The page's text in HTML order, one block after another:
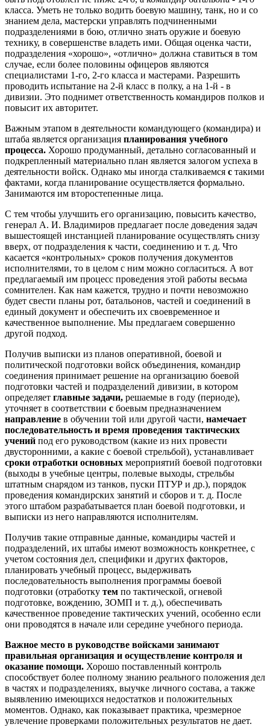
класса. Уметь не только водить боевую машину, танк, но и со
знанием дела, мастерски управлять подчиненными
подразделениями в бою, отлично знать оружие и боевую
технику, в совершенстве владеть ими. Общая оценка части,
подразделения «хорошо», «отлично» должна ставиться в том
случае, если более половины офицеров являются
специалистами 1-го, 2-го класса и мастерами. Разрешить
проводить испытание на 2-й класс в полку, а на 1-й - в
дивизии. Это поднимет ответственность командиров полков и
повысит их авторитет.
Важным этапом в деятельности командующего (командира) и
штаба является организация планирования учебного
процесса. Хорошо продуманный, детально согласованный и
подкрепленный материально план является залогом успеха в
деятельности войск. Однако мы иногда сталкиваемся с такими
фактами, когда планирование осуществляется формально.
Занимаются им второстепенные лица.
С тем чтобы улучшить его организацию, повысить качество,
генерал А. И. Владимиров предлагает после доведения задач
вышестоящей инстанцией планирование осуществлять снизу
вверх, от подразделения к части, соединению и т. д. Что
касается «контрольных» сроков получения документов
исполнителями, то в целом с ним можно согласиться. А вот
предлагаемый им процесс проведения этой работы весьма
сомнителен. Как нам кажется, трудно и почти невозможно
будет свести планы рот, батальонов, частей и соединений в
единый документ и обеспечить их своевременное и
качественное выполнение. Мы предлагаем совершенно
другой подход.
Получив выписки из планов оперативной, боевой и
политической подготовки войск объединения, командир
соединения принимает решение на организацию боевой
подготовки частей и подразделений дивизии, в котором
определяет главные задачи, решаемые в году (периоде),
уточняет в соответствии с боевым предназначением
направление в обучении той или другой части, намечает
последовательность и время проведения тактических
учений под его руководством (какие из них провести
двусторонними, а какие с боевой стрельбой), устанавливает
сроки отработки основных мероприятий боевой подготовки
(выходы в учебные центры, полевые выходы, стрельбы
штатным снарядом из танков, пуски ПТУР и др.), порядок
проведения командирских занятий и сборов и т. д. После
этого штабом разрабатывается план боевой подготовки, и
выписки из него направляются исполнителям.
Получив такие отправные данные, командиры частей и
подразделений, их штабы имеют возможность конкретнее, с
учетом состояния дел, специфики и других факторов,
планировать учебный процесс, выдерживать
последовательность выполнения программы боевой
подготовки (отработку тем по тактической, огневой
подготовке, вождению, ЗОМП и т. д.), обеспечивать
качественное проведение тактических учений, особенно если
они проводятся в начале или середине учебного периода.
Важное место в руководстве войсками занимают
правильная организация и осуществление контроля и
оказание помощи. Хорошо поставленный контроль
способствует более полному знанию реального положения дел
в частях и подразделениях, выучке личного состава, а также
выявлению имеющихся недостатков и положительных
моментов. Однако, как показывает практика, чрезмерное
увлечение проверками положительных результатов не дает.